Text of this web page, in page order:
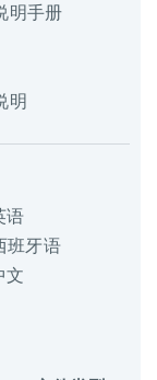
明手册
明
语
班牙语
文